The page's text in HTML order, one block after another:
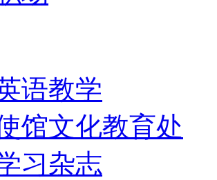
语教学
馆文化教育处
习杂志